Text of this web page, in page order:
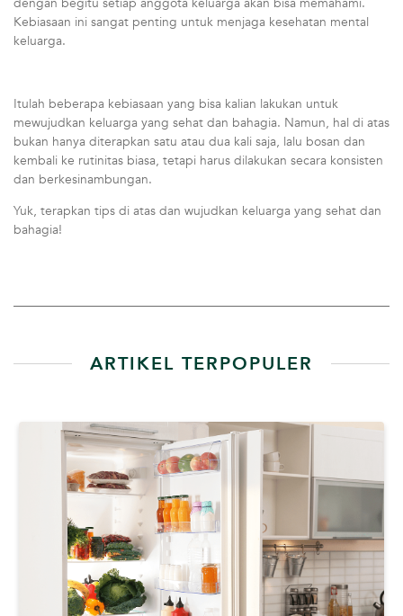
Kebiasaan ini sangat penting untuk menjaga kesehatan mental
keluarga.
Itulah beberapa kebiasaan yang bisa kalian lakukan untuk
mewujudkan keluarga yang sehat dan bahagia. Namun, hal di atas
bukan hanya diterapkan satu atau dua kali saja, lalu bosan dan
kembali ke rutinitas biasa, tetapi harus dilakukan secara konsisten
dan berkesinambungan.
Yuk, terapkan tips di atas dan wujudkan keluarga yang sehat dan
bahagia!
ARTIKEL TERPOPULER